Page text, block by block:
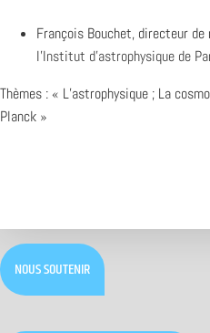
François Bouchet, directeur de
l’Institut d’astrophysique de
Thèmes : « L’astrophysique ; La
Planck »
NOUS SOUTENIR